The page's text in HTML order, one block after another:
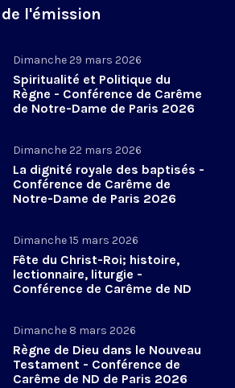
l'émission
Dimanche 29 mars 2026
Spiritualité et Politique du
Règne - Conférence de Carême
de Notre-Dame de Paris 2026
Dimanche 22 mars 2026
La dignité royale des baptisés -
Conférence de Carême de
Notre-Dame de Paris 2026
Dimanche 15 mars 2026
Fête du Christ-Roi; histoire,
lectionnaire, liturgie -
Conférence de Carême de ND
Dimanche 8 mars 2026
Règne de Dieu dans le Nouveau
Testament - Conférence de
Carême de ND de Paris 2026